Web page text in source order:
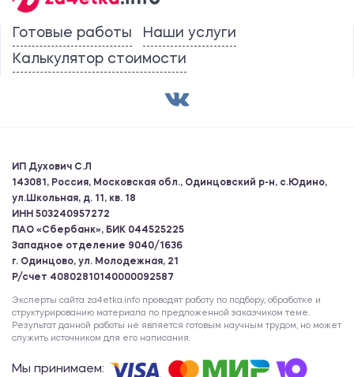
Готовые работы
Наши услуги
Калькулятор стоимости
ИП Духович С.Л
143081, Россия, Московская обл., Одинцовский р-н, с.Юдино,
ул.Школьная, д. 11, кв. 18
ИНН 503240957272
ПАО «Сбербанк», БИК 044525225
Западное отделение 9040/1636
г. Одинцово, ул. Молодежная, 21
Р/счет 40802810140000092587
Эксперты сайта za4etka.info проводят работу по подбору, обработке и
структурированию материала по предложенной заказчиком теме.
Результат данной работы не является готовым научным трудом, но может
служить источником для его написания.
Мы принимаем: